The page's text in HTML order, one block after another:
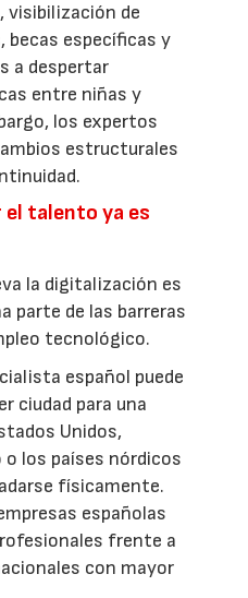
visibilización de
específicas y
a despertar
entre niñas y
los expertos
estructurales
el talento ya es
la digitalización es
parte de las barreras
tecnológico.
español puede
ciudad para una
Unidos,
o los países nórdicos
físicamente.
españolas
frente a
con mayor